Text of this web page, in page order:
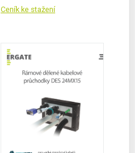
Ceník ke stažení